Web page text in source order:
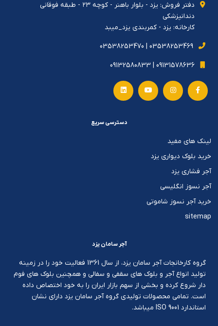
دفتر فروش: يزد - بلوار باهنر - كوچه ٢٣ - طبقه فوقاني
دندانپزشكي
کارخانه: یزد - کمربندی یزد_میبد
03538253469 | 03538253470
09131578636 | 09132580833
دسترسی سریع
لینک های مفید
خرید بلوک دیواری یزد
آجر فشاری یزد
آجر نسوز انگلیسی
خرید آجر نسوز شاموتی
sitemap
آجر سامان یزد
گروه کارخانجات آجر سامان یزد، از سال 1361 فعالیت خود را در زمینه
تولید انواع آجر و بلوک های سقفی و سفالی و همچنین بلوک های فوم
دار شروع کرده و بخشی از سهم بازار ایران را به خود اختصاص داده
است. تمامی محصولات تولیدی گروه آجر سامان یزد دارای نشان
استاندارد ISO 9001 میباشد.